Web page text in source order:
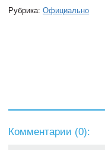
Рубрика: Официально
Комментарии (0):